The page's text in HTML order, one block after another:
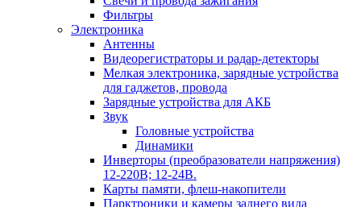
Фильтры
Электроника
Антенны
Видеорегистраторы и радар-детекторы
Мелкая электроника, зарядные устройства
для гаджетов, провода
Зарядные устройства для АКБ
Звук
Головные устройства
Динамики
Инверторы (преобразователи напряжения)
12-220В; 12-24В.
Карты памяти, флеш-накопители
Парктроники и камеры заднего вида